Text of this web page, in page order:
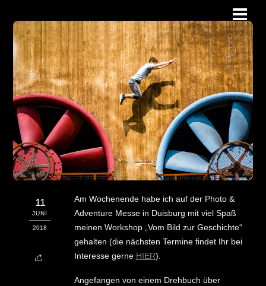
content
11
JUNI
2018
Am Wochenende habe ich auf der Photo &
Adventure Messe in Duisburg mit viel Spaß
meinen Workshop „Vom Bild zur Geschichte“
gehalten (die nächsten Termine findet Ihr bei
Interesse gerne HIER).
Angefangen von einem Drehbuch über